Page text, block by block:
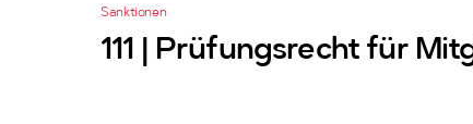
Sanktionen
111 | Prüfungsrecht für